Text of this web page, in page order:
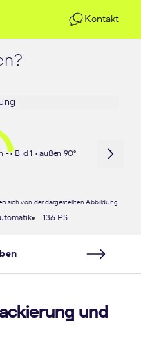
Kontakt
sich von der dargestellten Abbildung
136 PS
und